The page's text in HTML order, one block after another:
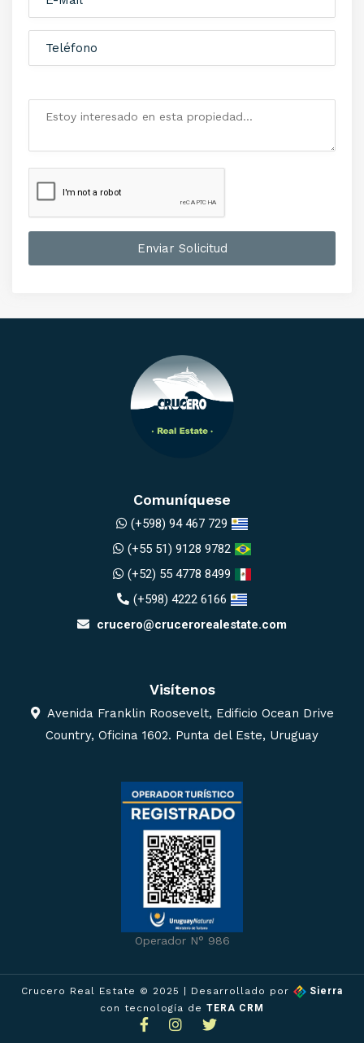
Enviar Solicitud
Comuníquese
(+598) 94 467 729
(+55 51) 9128 9782
(+52) 55 4778 8499
(+598) 4222 6166
crucero@crucerorealestate.com
Visítenos
Avenida Franklin Roosevelt, Edificio Ocean Drive
Country, Oficina 1602. Punta del Este, Uruguay
Operador N° 986
Crucero Real Estate © 2025 | Desarrollado por
Sierra
con tecnología de TERA CRM